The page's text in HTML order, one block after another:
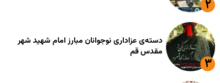
دسته‌ی عزاداری نوجوانان مبارز امام شهید شهر
مقدس قم